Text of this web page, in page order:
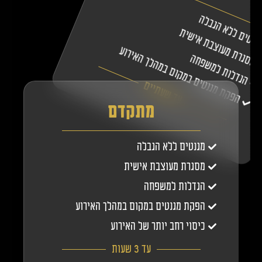
ללא הגבלה
מסגרת מעוצבת אישית
הגדלות למשפחה
הפקת מגנטים במקום במהלך האירוע
עד שעתיים
מתקדם
מגנטים ללא הגבלה
מסגרת מעוצבת אישית
הגדלות למשפחה
הפקת מגנטים במקום במהלך האירוע
כיסוי רחב יותר של האירוע
עד 3 שעות